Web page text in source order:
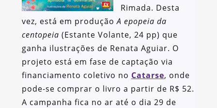
Rimada. Desta
vez, está em produçãoA epopeia da
centopeia (Estante Volante, 24 pp) que
ganha ilustrações de Renata Aguiar. O
projeto está em fase de captação via
financiamento coletivo no Catarse, onde
pode-se comprar o livro a partir de R$ 52.
A campanha fica no ar até o dia 29 de